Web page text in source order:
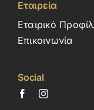
Εταιρεία
Εταιρικό Προφίλ
Επικοινωνία
Social